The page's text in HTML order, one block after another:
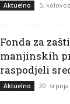
Aktuelno 5.
Fonda za
manjinskih
raspodjeli
Aktuelno 20. srpnja